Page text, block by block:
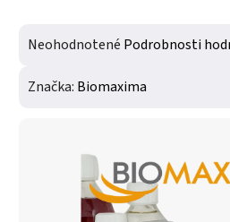
Priemerné hodnotenie produktu
Neohodnotené Podrobnosti
Značka: Biomaxima